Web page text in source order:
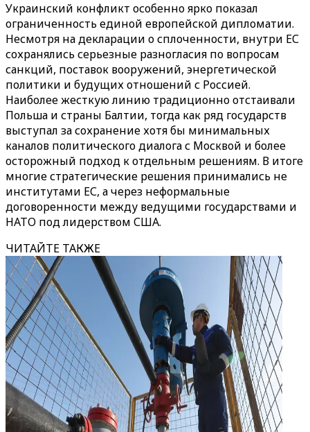
Украинский конфликт особенно ярко показал
ограниченность единой европейской дипломатии.
Несмотря на декларации о сплоченности, внутри ЕС
сохранялись серьезные разногласия по вопросам
санкций, поставок вооружений, энергетической
политики и будущих отношений с Россией.
Наиболее жесткую линию традиционно отстаивали
Польша и страны Балтии, тогда как ряд государств
выступал за сохранение хотя бы минимальных
каналов политического диалога с Москвой и более
осторожный подход к отдельным решениям. В итоге
многие стратегические решения принимались не
институтами ЕС, а через неформальные
договоренности между ведущими государствами и
НАТО под лидерством США.
ЧИТАЙТЕ ТАКЖЕ